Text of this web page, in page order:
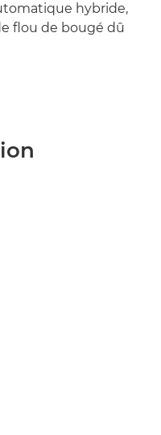
hybride,
flou de bougé dû